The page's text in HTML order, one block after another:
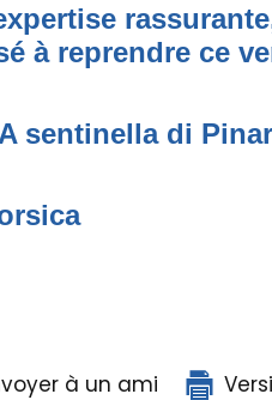
à reprendre ce
sentinella di
à un ami